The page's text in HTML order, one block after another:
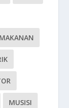
MAKANAN
MUSISI